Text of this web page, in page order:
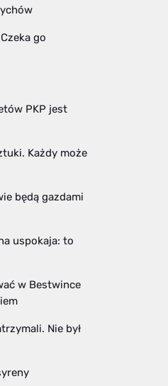
go
PKP jest
Każdy może
będą gazdami
uspokaja: to
w Bestwince
Nie był